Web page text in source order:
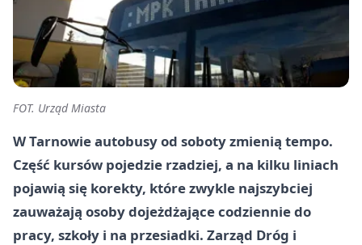
FOT. Urząd Miasta
W Tarnowie autobusy od soboty zmienią tempo.
Część kursów pojedzie rzadziej, a na kilku liniach
pojawią się korekty, które zwykle najszybciej
zauważają osoby dojeżdżające codziennie do
pracy, szkoły i na przesiadki. Zarząd Dróg i